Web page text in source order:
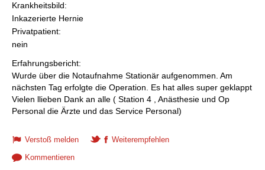
Krankheitsbild:
Inkazerierte Hernie
Privatpatient:
nein
Erfahrungsbericht:
Wurde über die Notaufnahme Stationär aufgenommen. Am
nächsten Tag erfolgte die Operation. Es hat alles super geklappt
Vielen llieben Dank an alle ( Station 4 , Anästhesie und Op
Personal die Ärzte und das Service Personal)
Verstoß melden
Weiterempfehlen
Kommentieren